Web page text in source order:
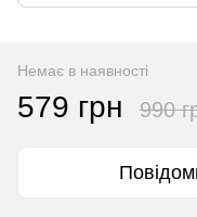
Немає в наявності
579 грн 990